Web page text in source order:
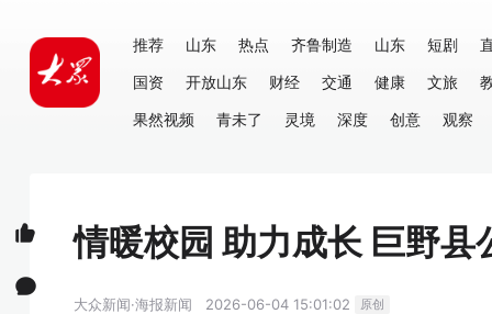
推荐 山东 热点 齐鲁制造 山东 短剧
国资
开放山东 财经 交通 健康 文旅
果然视频
青未了 灵境 深度 创意 观察
情暖校园 助力成长 巨野
大众新闻·海报新闻 2026-06-04 15:01:02 原创